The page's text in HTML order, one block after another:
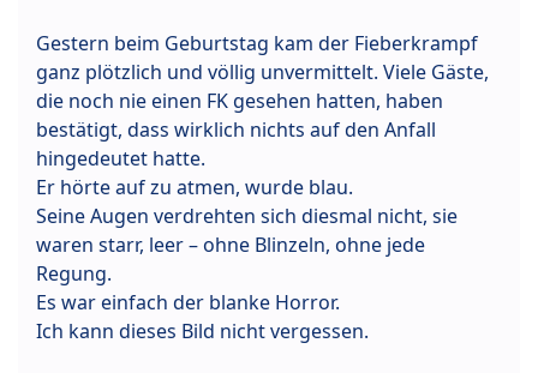
Gestern beim Geburtstag kam der Fieberkrampf
ganz plötzlich und völlig unvermittelt. Viele Gäste,
die noch nie einen FK gesehen hatten, haben
bestätigt, dass wirklich nichts auf den Anfall
hingedeutet hatte.
Er hörte auf zu atmen, wurde blau.
Seine Augen verdrehten sich diesmal nicht, sie
waren starr, leer – ohne Blinzeln, ohne jede
Regung.
Es war einfach der blanke Horror.
Ich kann dieses Bild nicht vergessen.